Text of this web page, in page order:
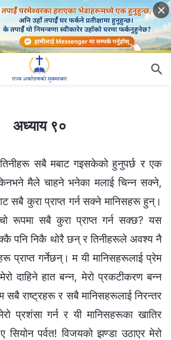
अध्याय ९०
सबै मबाट गइसकेको हुनुपर्छ र एक
मैले चाहने भनेका मलाई चिन्‍न सक्‍ने,
सबै कुरा प्राप्त गर्न सक्‍ने मानिसहरू हुन्।
रूपमा सबै कुरा प्राप्त गर्न सक्छ? यस
पनि निकै थोरै छन् र तिनीहरूले अवश्य नै
प्राप्त गर्नेछन्। म यी मानिसहरूलाई प्रेम
दाहिने हात बन्‍न, मेरो प्रकटीकरण बन्‍न
राष्ट्रहरू र सबै मानिसहरूलाई निरन्तर
प्रशंसा गर्न र यी मानिसहरूका खातिर
सियोन पर्वत! विजयको झण्डा उठाएर मेरो